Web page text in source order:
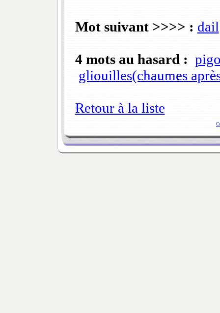
Mot suivant >>>> : dail
4 mots au hasard :
gliouilles(chaumes
Retour à la liste